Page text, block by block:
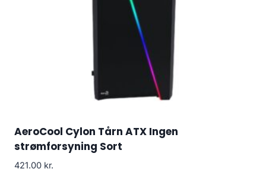
AeroCool Cylon Tårn ATX Ingen
strømforsyning Sort
421.00 kr.